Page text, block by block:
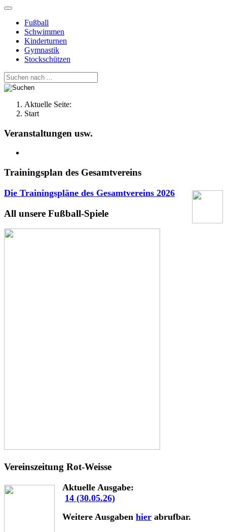
Fußball
Schwimmen
Kinderturnen
Gymnastik
Stockschützen
Aktuelle Seite:
Start
Veranstaltungen usw.
Trainingsplan des Gesamtvereins
Die Trainingspläne des Gesamtvereins 2026
All unsere Fußball-Spiele
Vereinszeitung Rot-Weisse
Aktuelle Ausgabe:
14 (30.05.26)
Weitere Ausgaben hier abrufbar.